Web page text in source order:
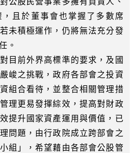
且於董事會也掌握了多數席
未積極運作，仍將無法充分發
。
目前外界高標準的要求，及國
峻之挑戰，政府各部會之投資
組合看待，並整合相關管理措
理更易發揮綜效，提高對財政
提升國家資產運用與價值，已
問題，由行政院成立跨部會之
組」，希望藉由各部會公股管